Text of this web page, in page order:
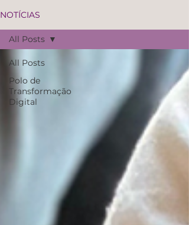
NOTÍCIAS
All Posts
Polo de
Transformação
Digital
All Posts